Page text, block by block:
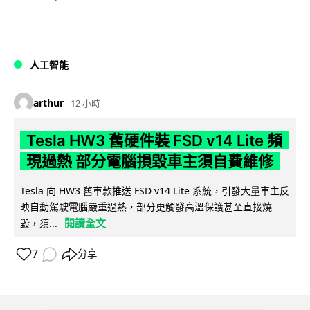
人工智能
arthur 12 小時
Tesla HW3 舊硬件裝 FSD v14 Lite 頻
現過熱 部分電腦損毀車主須自費維修
Tesla 向 HW3 舊車款推送 FSD v14 Lite 系統，引發大量車主反
映自動駕駛電腦嚴重過熱，部分更觸發高溫保護甚至直接燒
毀，須...
閱讀全文
7 分享